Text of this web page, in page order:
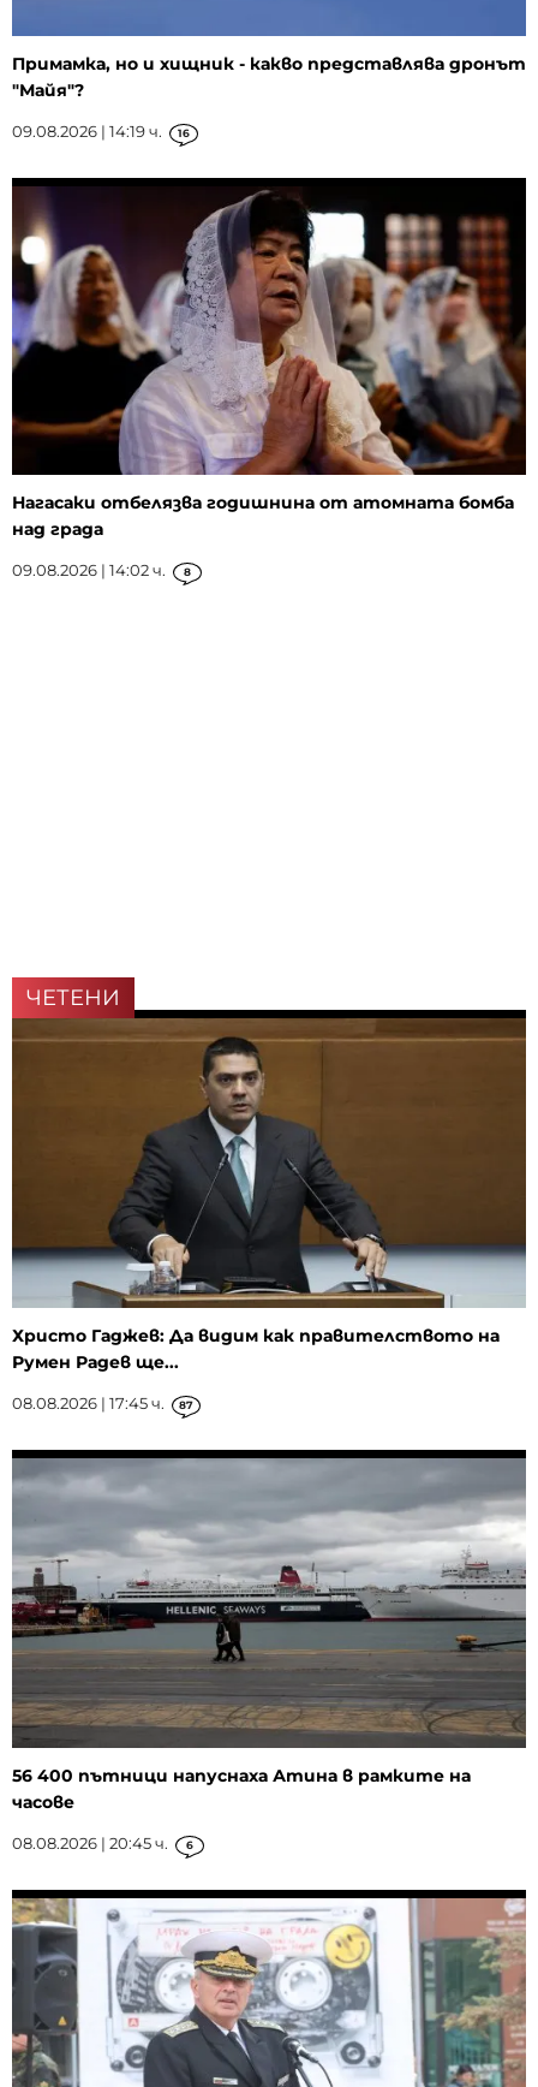
Примамка, но и хищник - какво представлява дронът
"Майя"?
09.08.2026 | 14:19 ч. 16
Нагасаки отбелязва годишнина от атомната бомба
над града
09.08.2026 | 14:02 ч. 8
ЧЕТЕНИ
Христо Гаджев: Да видим как правителството на
Румен Радев ще...
08.08.2026 | 17:45 ч. 87
56 400 пътници напуснаха Атина в рамките на
часове
08.08.2026 | 20:45 ч. 6